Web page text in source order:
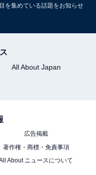
を集めている話題をお知らせ
All About Japan
広告掲載
著作権・商標・免責事項
About ニュースについて